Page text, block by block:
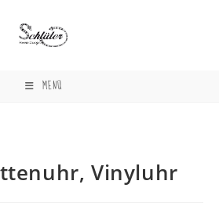
MENÜ
Vinyluhr